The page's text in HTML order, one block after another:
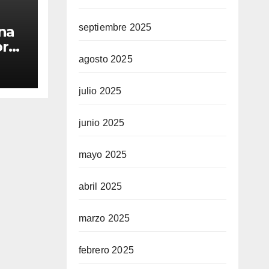
y
septiembre 2025
agosto 2025
julio 2025
junio 2025
mayo 2025
abril 2025
marzo 2025
febrero 2025